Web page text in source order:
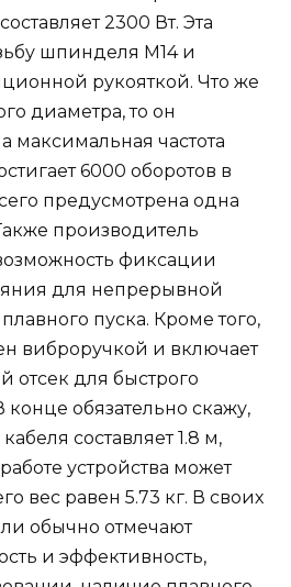
2300 Вт. Эта
шпинделя М14 и
рукояткой. Что же
диаметра, то он
максимальная частота
6000 оборотов в
предусмотрена одна
производитель
фиксации
для непрерывной
пуска. Кроме того,
виброручкой и включает
отсек для быстрого
конце обязательно скажу,
составляет 1.8 м,
устройства может
вес равен 5.73 кг. В своих
обычно отмечают
и эффективность,